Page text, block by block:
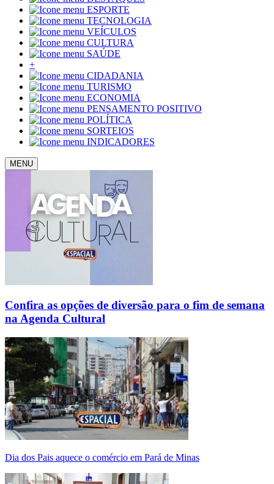
ESPORTE
TECNOLOGIA
VEÍCULOS
CULTURA
SAÚDE
+
CIDADANIA
TURISMO
ECONOMIA
PENSAMENTO POSITIVO
POLÍTICA
SORTEIOS
INDICADORES
MENU
Confira as opções de diversão para o fim de semana
na Agenda Cultural
Dia dos Pais aquece o comércio em Pará de Minas